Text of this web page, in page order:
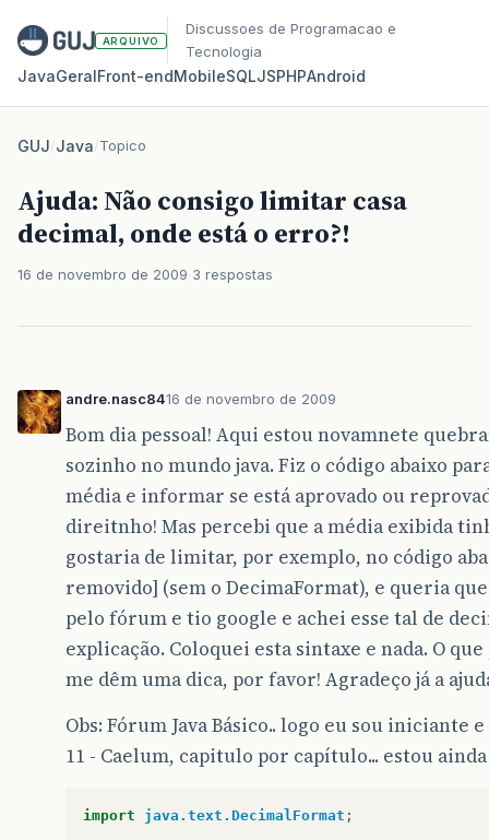
ARQUIVO
Discussoes de Programacao e
Tecnologia
JavaGeralFront‑endMobileSQLJSPHPAndroid
GUJ/Java/Topico
Ajuda: Não consigo limitar casa
decimal, onde está o erro?!
16 de novembro de 2009 3 respostas
andre.nasc8416 de novembro de 2009
Bom dia pessoal! Aqui estou novamnete
sozinho no mundo java. Fiz o código abaixo
média e informar se está aprovado ou
direitnho! Mas percebi que a média exibida
gostaria de limitar, por exemplo, no código
removido] (sem o DecimaFormat), e queria
pelo fórum e tio google e achei esse tal de
explicação. Coloquei esta sintaxe e nada. O
me dêm uma dica, por favor! Agradeço já a
Obs: Fórum Java Básico.. logo eu sou iniciante
11 - Caelum, capitulo por capítulo... estou
import java.text.DecimalFormat ;